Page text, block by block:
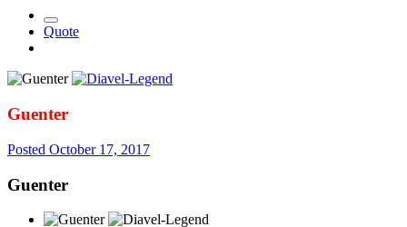
Quote
Guenter
Posted October 17, 2017
Guenter